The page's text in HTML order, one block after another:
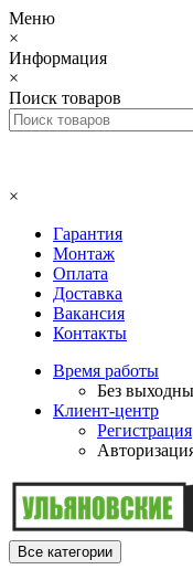
Меню
×
Информация
×
Поиск товаров
×
Гарантия
Монтаж
Оплата
Доставка
Вакансия
Контакты
Время работы
Без
Клиент-центр
Регистрация
Все категории